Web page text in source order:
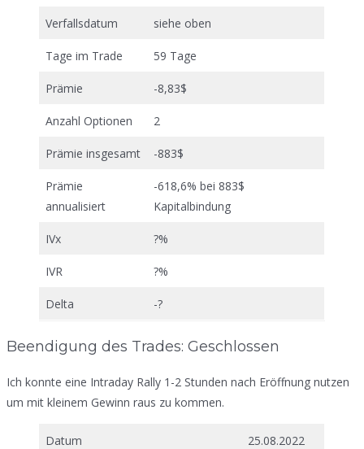
Verfallsdatum siehe oben
Tage im Trade 59 Tage
Prämie -8,83$
Anzahl Optionen 2
Prämie insgesamt -883$
Prämie
annualisiert
-618,6% bei 883$
Kapitalbindung
IVx ?%
IVR ?%
Delta -?
Beendigung des Trades: Geschlossen
Ich konnte eine Intraday Rally 1-2 Stunden nach Eröffnung nutzen
um mit kleinem Gewinn raus zu kommen.
Datum 25.08.2022